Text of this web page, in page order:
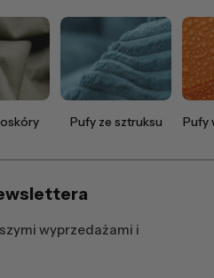
Pufy ze sztruksu Pufy
wyprzedażami i